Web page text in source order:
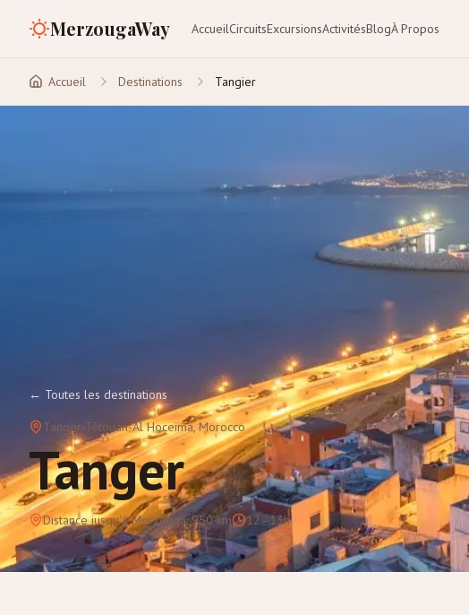
MerzougaWay AccueilCircuitsExcursionsActivitésBlogÀ Propos
Accueil Destinations Tangier
← Toutes les destinations
Tanger-Tétouan-Al Hoceïma, Morocco
Tanger
Distance jusqu'à Merzouga:950km 12–13h